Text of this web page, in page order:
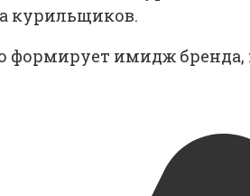
курильщиков.
формирует имидж